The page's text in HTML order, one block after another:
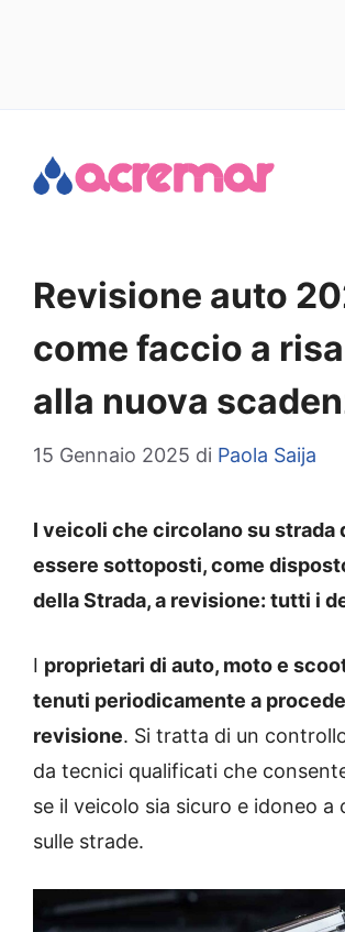
contenuto
Revisione auto
come faccio a
alla nuova
15 Gennaio 2025 di Paola Saija
I veicoli che circolano su strada
essere sottoposti, come
della Strada, a revisione: tutti i
I proprietari di auto, moto e
tenuti periodicamente a
revisione. Si tratta di un
da tecnici qualificati che
se il veicolo sia sicuro e idoneo a
sulle strade.